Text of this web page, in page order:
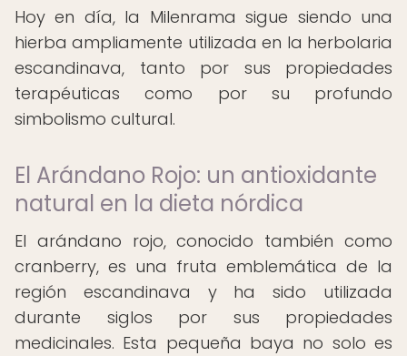
Hoy en día, la Milenrama sigue siendo una
hierba ampliamente utilizada en la herbolaria
escandinava, tanto por sus propiedades
terapéuticas como por su profundo
simbolismo cultural.
El Arándano Rojo: un antioxidante
natural en la dieta nórdica
El arándano rojo, conocido también como
cranberry, es una fruta emblemática de la
región escandinava y ha sido utilizada
durante siglos por sus propiedades
medicinales. Esta pequeña baya no solo es